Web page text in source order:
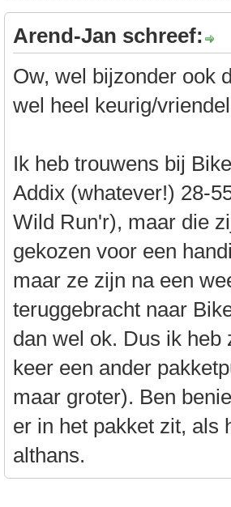
Arend-Jan schreef:
Ow, wel bijzonder ook
wel heel keurig/
Ik heb trouwens bij
Addix (whatever!) 28-
Wild Run'r), maar die
gekozen voor een
maar ze zijn na een
teruggebracht naar
dan wel ok. Dus ik
keer een ander
maar groter). Ben
er in het pakket zit, als
althans.